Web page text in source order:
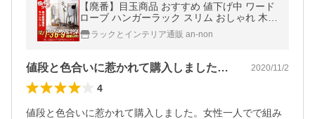
【廃番】目玉商品 おすすめ 値下げ中 ワード
ローブ ハンガーラック スリム おしゃれ 木製
ウッド 天然木 ブラウン おしゃれ かわいい
北欧 GMH-76NA GMH-76BR
ラックとインテリア通販 an-non
値段と色合いに惹かれて購入しました。女… 2020/11/2
4
値段と色合いに惹かれて購入しました。女性一人でで組み